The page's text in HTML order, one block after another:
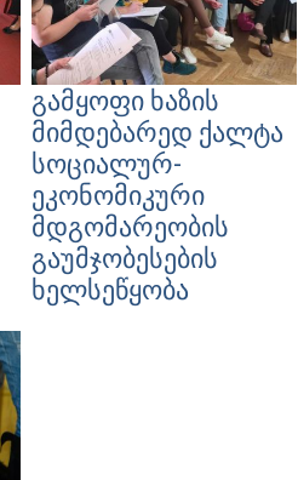
გამყოფი ხაზის
მიმდებარედ ქალტა
სოციალურ-
ეკონომიკური
მდგომარეობის
გაუმჯობესების
ხელსეწყობა